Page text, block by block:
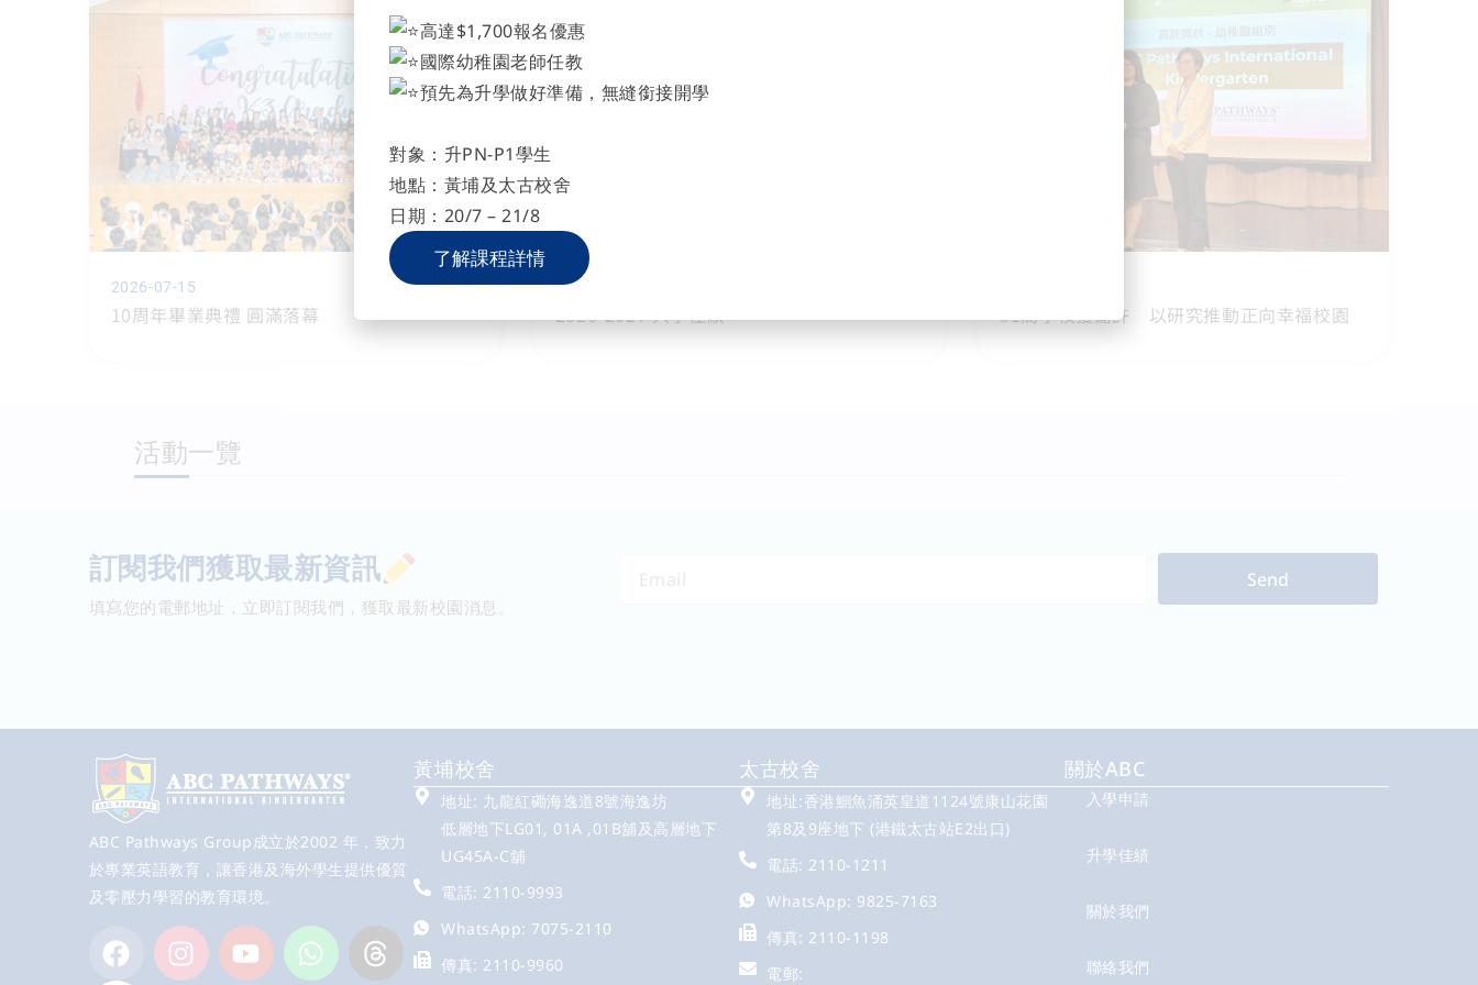
2026-07-15
10周年畢業典禮 圓滿落幕
2026-06-03
2026-2027 入學佳績 51間學校獲嘉許 以研究推動正向幸福校園
活動一覽
訂閱我們獲取最新資訊
填寫您的電郵地址，立即訂閱我們，獲取最新校園消息。
Send
ABC Pathways Group成立於2002 年，致力
於專業英語教育，讓香港及海外學生提供優質
及零壓力學習的教育環境。
黃埔校舍
地址: 九龍紅磡海逸道8號海逸坊
低層地下LG01, 01A ,01B舖及高層地下
UG45A-C舖
電話: 2110-9993
WhatsApp: 7075-2110
傳真: 2110-9960
太古校舍
地址:香港鰂魚涌英皇道1124號康山花園
第8及9座地下 (港鐵太古站E2出口)
電話: 2110-1211
WhatsApp: 9825-7163
傳真: 2110-1198
電郵:
關於ABC
入學申請
升學佳績
關於我們
聯絡我們
高達$1,700報名優惠
國際幼稚園老師任教
預先為升學做好準備，無縫銜接開學
對象：升PN-P1學生
地點：黃埔及太古校舍
日期：20/7 – 21/8
了解課程詳情